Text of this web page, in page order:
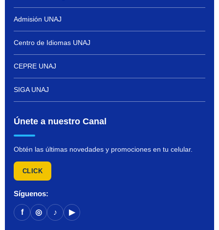
Admisión UNAJ
Centro de Idiomas UNAJ
CEPRE UNAJ
SIGA UNAJ
Únete a nuestro Canal
Obtén las últimas novedades y promociones en tu celular.
CLICK
Síguenos:
f ◎ ♪ ▶